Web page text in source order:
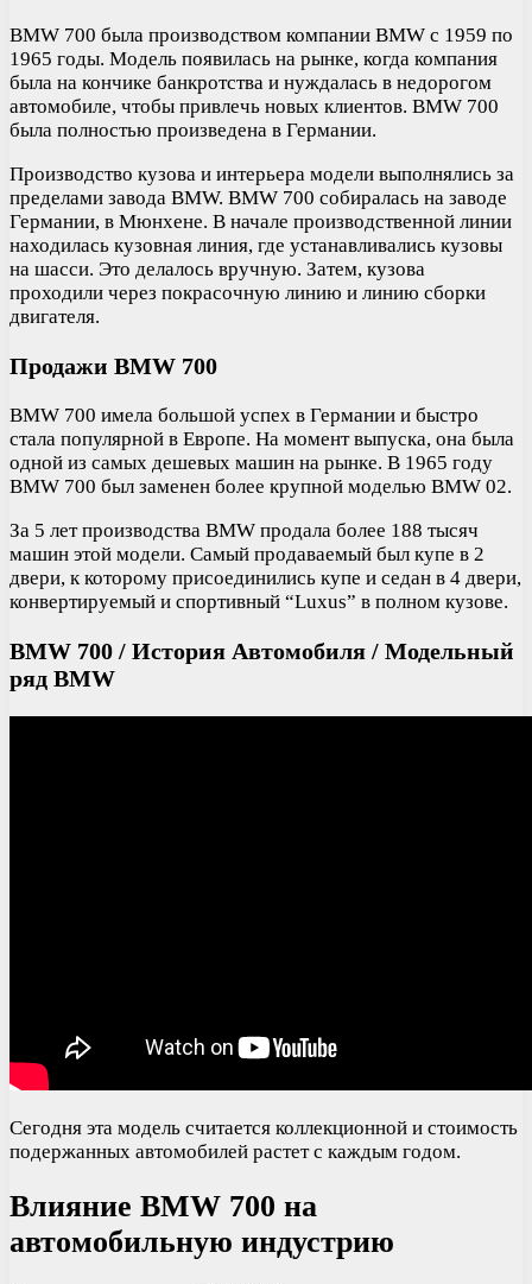
BMW 700 была производством компании BMW с 1959 по
1965 годы. Модель появилась на рынке, когда компания
была на кончике банкротства и нуждалась в недорогом
автомобиле, чтобы привлечь новых клиентов. BMW 700
была полностью произведена в Германии.
Производство кузова и интерьера модели выполнялись за
пределами завода BMW. BMW 700 собиралась на заводе
Германии, в Мюнхене. В начале производственной линии
находилась кузовная линия, где устанавливались кузовы
на шасси. Это делалось вручную. Затем, кузова
проходили через покрасочную линию и линию сборки
двигателя.
Продажи BMW 700
BMW 700 имела большой успех в Германии и быстро
стала популярной в Европе. На момент выпуска, она была
одной из самых дешевых машин на рынке. В 1965 году
BMW 700 был заменен более крупной моделью BMW 02.
За 5 лет производства BMW продала более 188 тысяч
машин этой модели. Самый продаваемый был купе в 2
двери, к которому присоединились купе и седан в 4 двери,
конвертируемый и спортивный “Luxus” в полном кузове.
BMW 700 / История Автомобиля / Модельный
ряд BMW
Сегодня эта модель считается коллекционной и стоимость
подержанных автомобилей растет с каждым годом.
Влияние BMW 700 на
автомобильную индустрию